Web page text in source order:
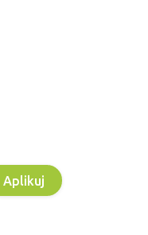
Aplikuj